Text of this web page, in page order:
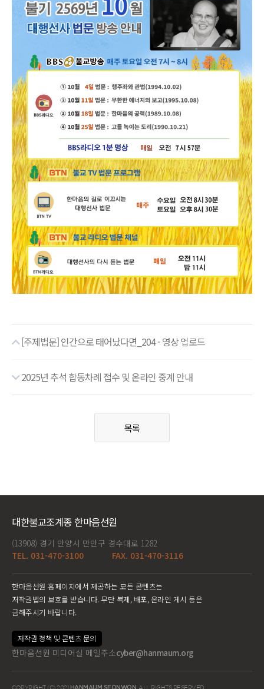
[주제법문] 인간으로 태어났다면_204 - 영상 업로드
2025년 추석 합동차례 접수 및 온라인 중계 안내
목록
대한불교조계종 한마음선원
(13908) 경기 안양시 만안구 경수대로 1282
TEL. 031-470-3100
FAX. 031-470-3116
한마음선원 홈페이지에서 제공하는 모든 콘텐츠는
저작권법의 보호를 받습니다. 무단 복제, 배포, 온라인 게시 등은
금해주시기 바랍니다.
저작권 정책 및 콘텐츠 문의
한마음선원 미디어실 메일주소cyber@hanmaum.org
COPYRIGHT (C) 2021 HANMAUM SEONWON . ALL RIGHTS RESERVED.